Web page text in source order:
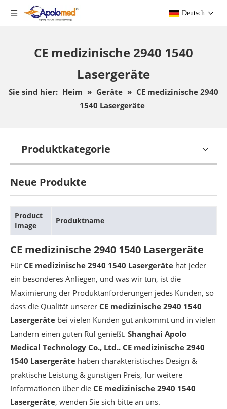
Deutsch
CE medizinische 2940 1540
Lasergeräte
Sie sind hier: Heim » Geräte » CE medizinische 2940
1540 Lasergeräte
Produktkategorie
Neue Produkte
Product
Image
Produktname
CE medizinische 2940 1540 Lasergeräte
Für CE medizinische 2940 1540 Lasergeräte hat jeder
ein besonderes Anliegen, und was wir tun, ist die
Maximierung der Produktanforderungen jedes Kunden, so
dass die Qualität unserer CE medizinische 2940 1540
Lasergeräte bei vielen Kunden gut ankommt und in vielen
Ländern einen guten Ruf genießt. Shanghai Apolo
Medical Technology Co., Ltd.. CE medizinische 2940
1540 Lasergeräte haben charakteristisches Design &
praktische Leistung & günstigen Preis, für weitere
Informationen über die CE medizinische 2940 1540
Lasergeräte, wenden Sie sich bitte an uns.